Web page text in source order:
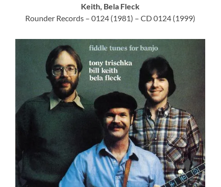
Keith, Bela Fleck
Rounder Records – 0124 (1981) – CD 0124 (1999)